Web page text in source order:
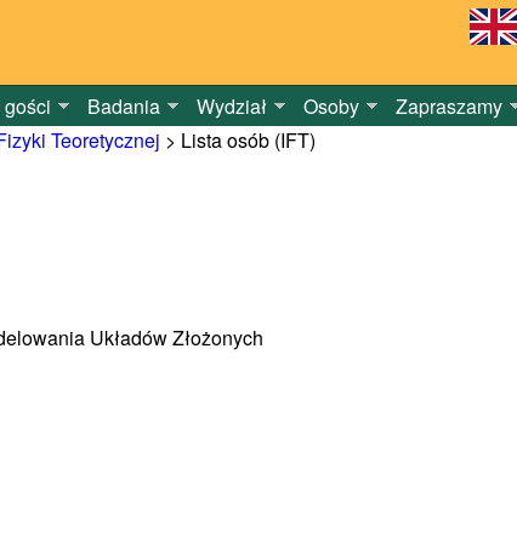
Badania Wydział Osoby Zapraszamy
Teoretycznej > Lista osób (IFT)
Układów Złożonych